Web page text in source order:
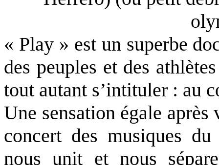
« Play » est un superbe
des peuples et des
tout autant s’intituler : au
Une sensation égale
concert des musiques
nous unit et nous